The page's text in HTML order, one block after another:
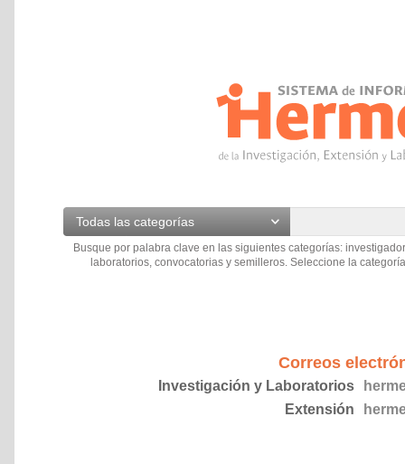
Todas las categorías
Busque por palabra clave en las siguientes categorías:
laboratorios, convocatorias y semilleros. Seleccione la
Correos
Investigación y Laboratorios
Extensión